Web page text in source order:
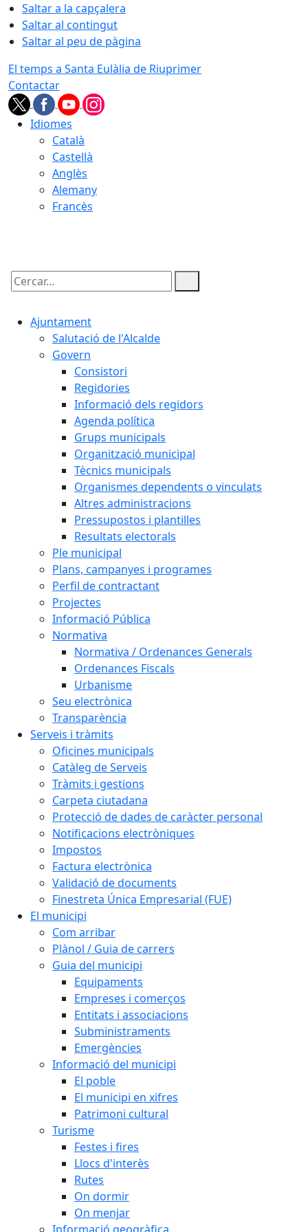
Saltar a la capçalera
Saltar al contingut
Saltar al peu de pàgina
El temps a Santa Eulàlia de Riuprimer
Contactar
Idiomes
Català
Castellà
Anglès
Alemany
Francès
Cercar:
Ajuntament
Salutació de l'Alcalde
Govern
Consistori
Regidories
Informació dels regidors
Agenda política
Grups municipals
Organització municipal
Tècnics municipals
Organismes dependents o vinculats
Altres administracions
Pressupostos i plantilles
Resultats electorals
Ple municipal
Plans, campanyes i programes
Perfil de contractant
Projectes
Informació Pública
Normativa
Normativa / Ordenances Generals
Ordenances Fiscals
Urbanisme
Seu electrònica
Transparència
Serveis i tràmits
Oficines municipals
Catàleg de Serveis
Tràmits i gestions
Carpeta ciutadana
Protecció de dades de caràcter personal
Notificacions electròniques
Impostos
Factura electrònica
Validació de documents
Finestreta Única Empresarial (FUE)
El municipi
Com arribar
Plànol / Guia de carrers
Guia del municipi
Equipaments
Empreses i comerços
Entitats i associacions
Subministraments
Emergències
Informació del municipi
El poble
El municipi en xifres
Patrimoni cultural
Turisme
Festes i fires
Llocs d'interès
Rutes
On dormir
On menjar